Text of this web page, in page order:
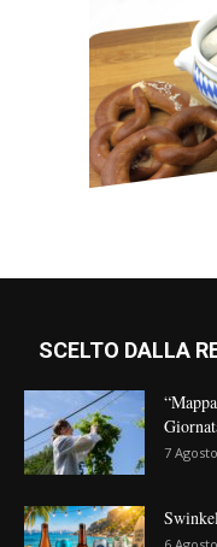
SCELTO DALLA
7